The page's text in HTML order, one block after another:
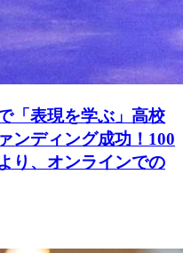
「表現を学ぶ」高校
ンディング成功！100
り、オンラインでの